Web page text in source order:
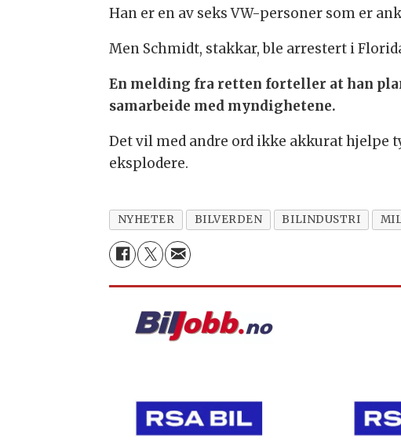
Han er en av seks VW-personer som er
Men Schmidt, stakkar, ble arrestert i
En melding fra retten forteller at han
samarbeide med myndighetene.
Det vil med andre ord ikke akkurat hjelpe
eksplodere.
NYHETER BILVERDEN BILINDUSTRI